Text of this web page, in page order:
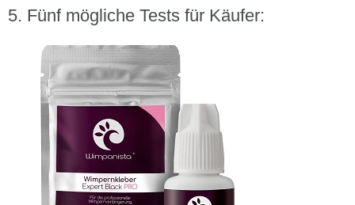
Fünf mögliche Tests für Käufer: